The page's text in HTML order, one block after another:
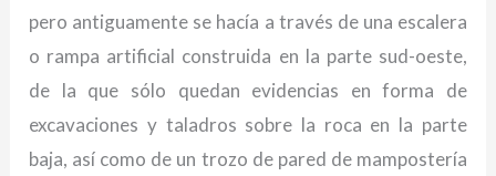
pero antiguamente se hacía a través de una escalera
o rampa artificial construida en la parte sud-oeste,
de la que sólo quedan evidencias en forma de
excavaciones y taladros sobre la roca en la parte
baja, así como de un trozo de pared de mampostería